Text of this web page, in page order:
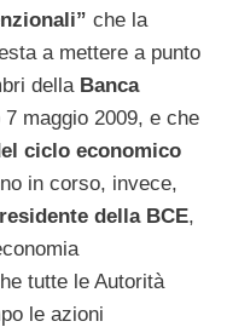
che la
a mettere a punto
della Banca
maggio 2009, e che
ciclo economico
in corso, invece,
della BCE,
tutte le Autorità
le azioni